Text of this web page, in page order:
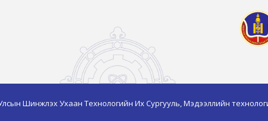
Шинжлэх Ухаан Технологийн Их Сургууль, Мэдээллийн